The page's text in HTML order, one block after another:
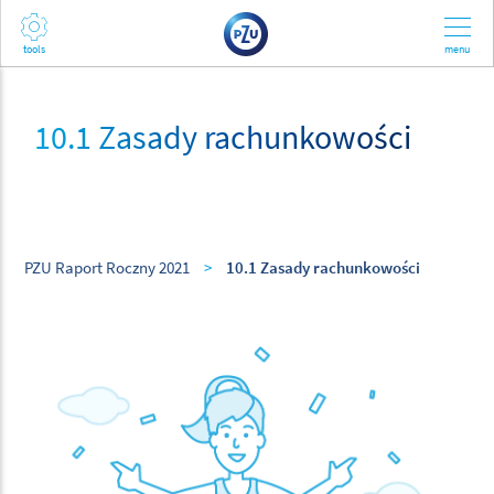
10.1 Zasady rachunkowości
PZU Raport Roczny 2021 > 10.1 Zasady rachunkowości